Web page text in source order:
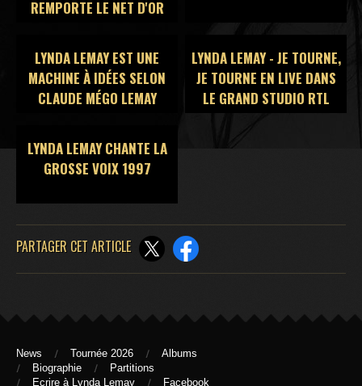
REMPORTE LE NET D'OR
LYNDA LEMAY EST UNE
MACHINE À IDÉES SELON
CLAUDE MÉGO LEMAY
LYNDA LEMAY - JE TOURNE,
JE TOURNE EN LIVE DANS
LE GRAND STUDIO RTL
LYNDA LEMAY CHANTE LA
GROSSE VOIX 1997
PARTAGER CET ARTICLE
News Tournée 2026
Albums
Biographie
Partitions
Ecrire à Lynda Lemay
Facebook